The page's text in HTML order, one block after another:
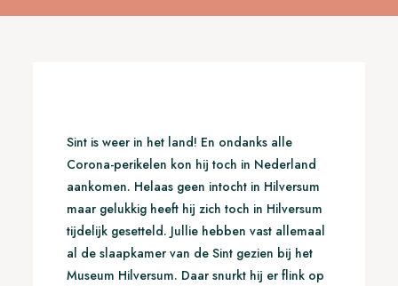
Sint is weer in het land! En ondanks alle
Corona-perikelen kon hij toch in Nederland
aankomen. Helaas geen intocht in Hilversum
maar gelukkig heeft hij zich toch in Hilversum
tijdelijk gesetteld. Jullie hebben vast allemaal
al de slaapkamer van de Sint gezien bij het
Museum Hilversum. Daar snurkt hij er flink op